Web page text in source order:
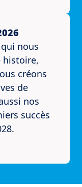
nous
histoire,
créons
de
nos
succès